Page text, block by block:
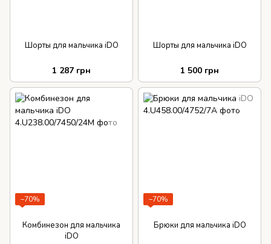
Шорты для мальчика iDO
1 287 грн
Шорты для мальчика iDO
1 500 грн
−70%
Комбинезон для мальчика
iDO
−70%
Брюки для мальчика iDO